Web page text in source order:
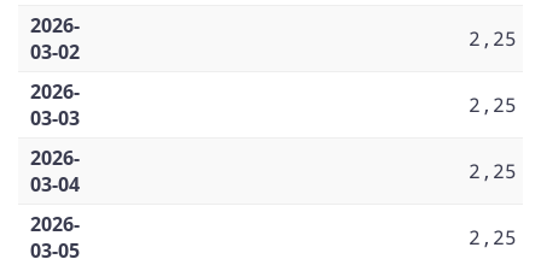
2026-
03-02
2,25
2026-
03-03
2,25
2026-
03-04
2,25
2026-
03-05
2,25